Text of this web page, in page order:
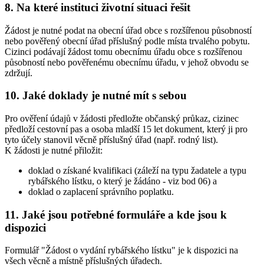
8. Na které instituci životní situaci řešit
Žádost je nutné podat na obecní úřad obce s rozšířenou působností
nebo pověřený obecní úřad příslušný podle místa trvalého pobytu.
Cizinci podávají žádost tomu obecnímu úřadu obce s rozšířenou
působností nebo pověřenému obecnímu úřadu, v jehož obvodu se
zdržují.
10. Jaké doklady je nutné mít s sebou
Pro ověření údajů v žádosti předložte občanský průkaz, cizinec
předloží cestovní pas a osoba mladší 15 let dokument, který ji pro
tyto účely stanovil věcně příslušný úřad (např. rodný list).
K žádosti je nutné přiložit:
doklad o získané kvalifikaci (záleží na typu žadatele a typu
rybářského lístku, o který je žádáno - viz bod 06) a
doklad o zaplacení správního poplatku.
11. Jaké jsou potřebné formuláře a kde jsou k
dispozici
Formulář "Žádost o vydání rybářského lístku" je k dispozici na
všech věcně a místně příslušných úřadech.